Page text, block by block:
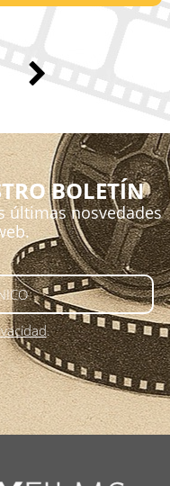
BOLETÍN
últimas nosvedades
.